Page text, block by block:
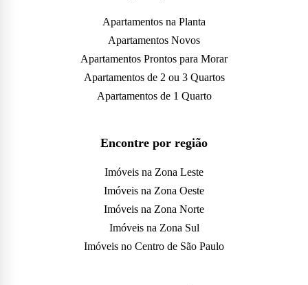
Apartamentos na Planta
Apartamentos Novos
Apartamentos Prontos para Morar
Apartamentos de 2 ou 3 Quartos
Apartamentos de 1 Quarto
Encontre por região
Imóveis na Zona Leste
Imóveis na Zona Oeste
Imóveis na Zona Norte
Imóveis na Zona Sul
Imóveis no Centro de São Paulo